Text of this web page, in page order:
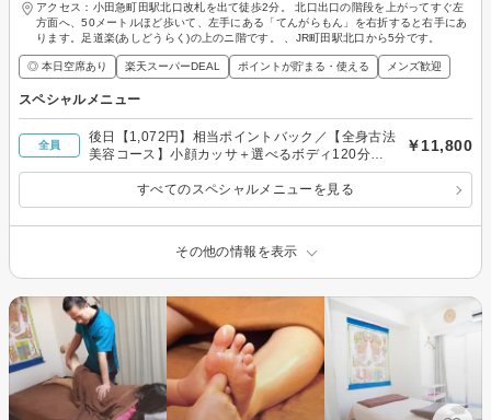
アクセス：小田急町田駅北口改札を出て徒歩2分。 北口出口の階段を上がってすぐ左
方面へ、50メートルほど歩いて、左手にある「てんがらもん」を右折すると右手にあ
ります。足道楽(あしどうらく)の上のニ階です。 、JR町田駅北口から5分です。
◎ 本日空席あり 楽天スーパーDEAL ポイントが貯まる・使える メンズ歓迎
スペシャルメニュー
全員
後日【1,072円】相当ポイントバック／【全身古法
美容コース】小顔カッサ＋選べるボディ120分
11800円
￥11,800
すべてのスペシャルメニューを見る
その他の情報を表示